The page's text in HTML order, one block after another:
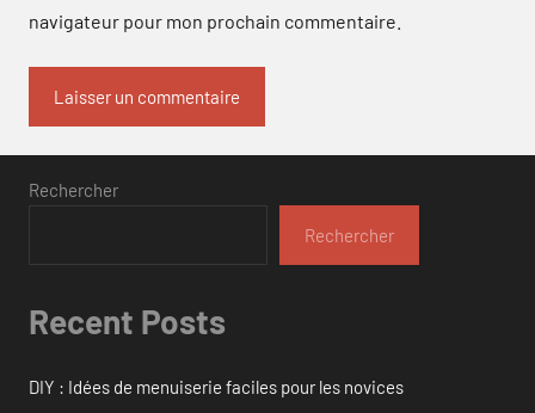
navigateur pour mon prochain commentaire.
Rechercher
Rechercher
Recent Posts
DIY : Idées de menuiserie faciles pour les novices